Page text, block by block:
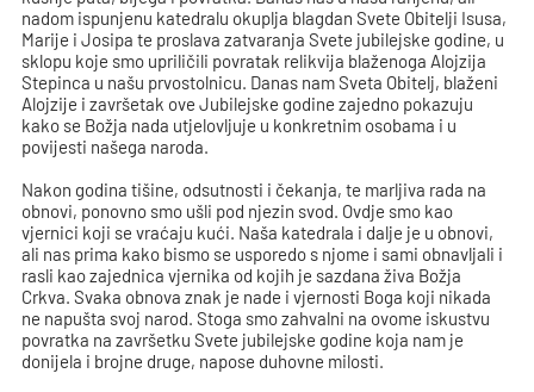
nadom ispunjenu katedralu okuplja blagdan Svete Obitelji Isusa,
Marije i Josipa te proslava zatvaranja Svete jubilejske godine, u
sklopu koje smo upriličili povratak relikvija blaženoga Alojzija
Stepinca u našu prvostolnicu. Danas nam Sveta Obitelj, blaženi
Alojzije i završetak ove Jubilejske godine zajedno pokazuju
kako se Božja nada utjelovljuje u konkretnim osobama i u
povijesti našega naroda.
Nakon godina tišine, odsutnosti i čekanja, te marljiva rada na
obnovi, ponovno smo ušli pod njezin svod. Ovdje smo kao
vjernici koji se vraćaju kući. Naša katedrala i dalje je u obnovi,
ali nas prima kako bismo se usporedo s njome i sami obnavljali i
rasli kao zajednica vjernika od kojih je sazdana živa Božja
Crkva. Svaka obnova znak je nade i vjernosti Boga koji nikada
ne napušta svoj narod. Stoga smo zahvalni na ovome iskustvu
povratka na završetku Svete jubilejske godine koja nam je
donijela i brojne druge, napose duhovne milosti.